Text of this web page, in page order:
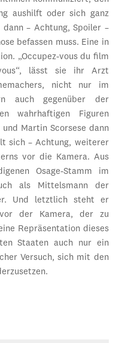
aushilft oder sich ganz
– Achtung, Spoiler –
befassen muss. Eine in
„Occupez-vous du film
lässt sie ihr Arzt
nicht nur im
auch gegenüber der
wahrhaftigen Figuren
Martin Scorsese dann
sich – Achtung, weiterer
vor die Kamera. Aus
Osage-Stamm im
als Mittelsmann der
Und letztlich steht er
der Kamera, der zu
Repräsentation dieses
Staaten auch nur ein
Versuch, sich mit den